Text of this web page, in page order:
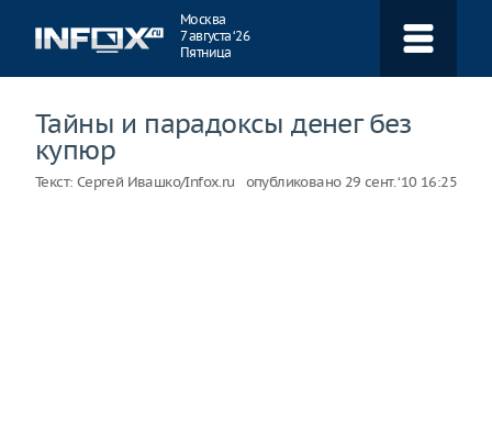
Москва
7 августа ‘26
Пятница
Тайны и парадоксы денег без
купюр
Текст: Сергей Ивашко/Infox.ru опубликовано 29 сент. ‘10 16:25